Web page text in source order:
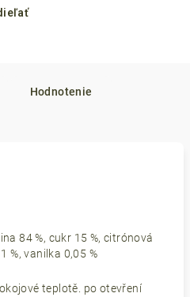
Hodnotenie
84 %, cukr 15 %, citrónová
%, vanilka 0,05 %
teplotě. po otevření